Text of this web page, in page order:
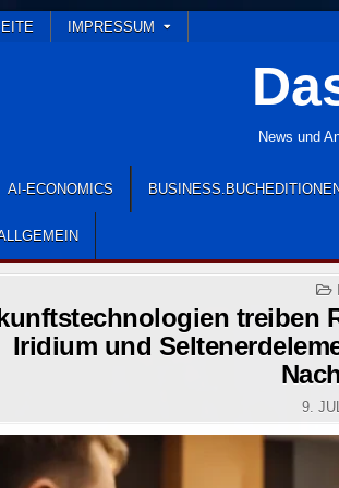
IMPRESSUM
News und
AI-ECONOMICS
treiben
Iridium und
9.